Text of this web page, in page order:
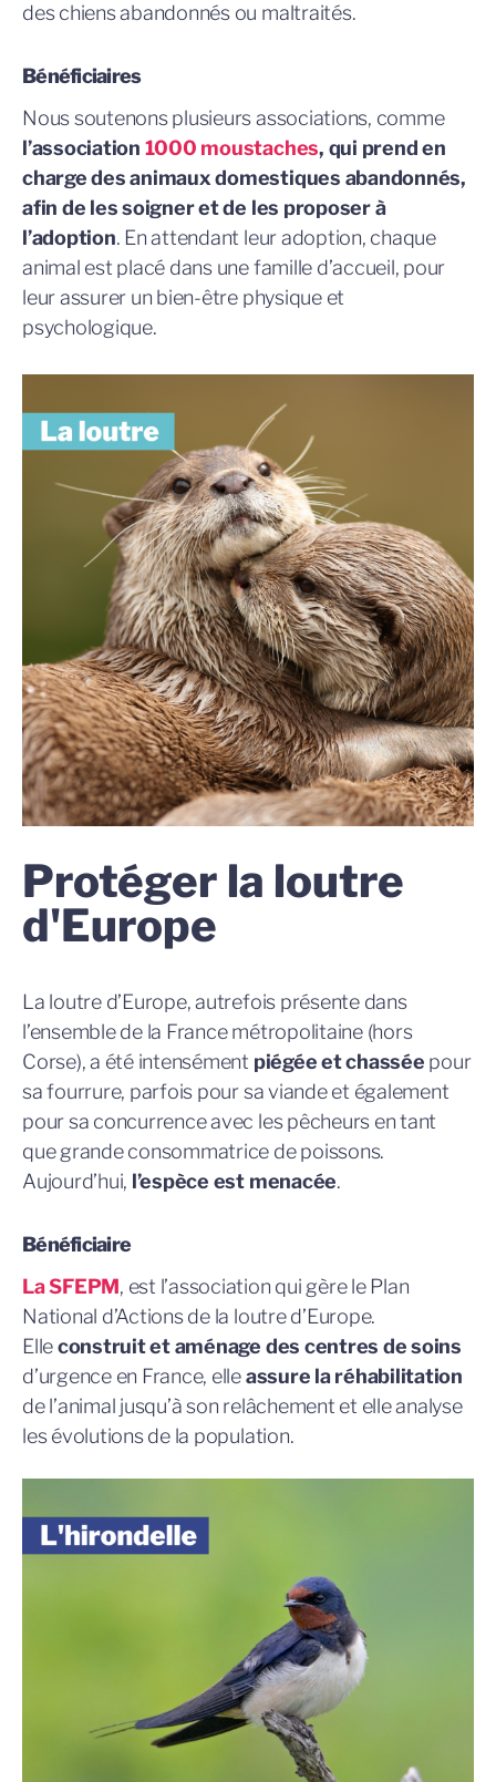
des chiens abandonnés ou maltraités.
Bénéficiaires
Nous soutenons plusieurs associations, comme
l’association 1000 moustaches, qui prend en
charge des animaux domestiques abandonnés,
afin de les soigner et de les proposer à
l’adoption. En attendant leur adoption, chaque
animal est placé dans une famille d’accueil, pour
leur assurer un bien-être physique et
psychologique.
Protéger la loutre
d'Europe
La loutre d’Europe, autrefois présente dans
l’ensemble de la France métropolitaine (hors
Corse), a été intensément piégée et chassée pour
sa fourrure, parfois pour sa viande et également
pour sa concurrence avec les pêcheurs en tant
que grande consommatrice de poissons.
Aujourd’hui, l’espèce est menacée.
Bénéficiaire
La SFEPM, est l’association qui gère le Plan
National d’Actions de la loutre d’Europe.
Elleconstruit et aménage des centres de soins
d’urgence en France, elleassure la réhabilitation
de l’animal jusqu’à son relâchement et elle analyse
les évolutions de la population.